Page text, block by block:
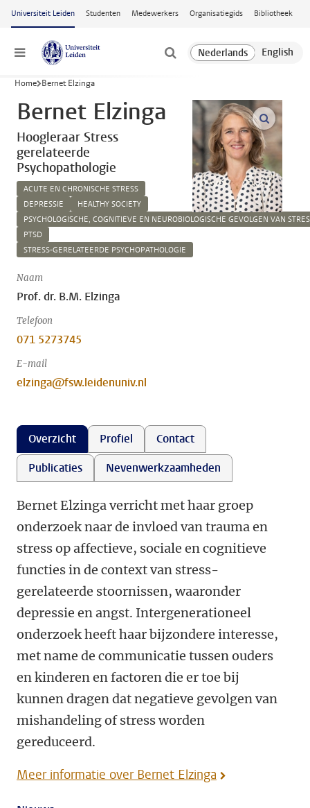
Ga naar hoofdinhoud
Universiteit Leiden Studenten Medewerkers Organisatiegids Bibliotheek
Menu
Home Bernet Elzinga
Bernet Elzinga
Hoogleraar Stress
gerelateerde
Psychopathologie
ACUTE EN CHRONISCHE STRESS
DEPRESSIE
HEALTHY SOCIETY
PSYCHOLOGISCHE, COGNITIEVE EN NEUROBIOLOGISCHE GEVOLGEN VAN
PTSD
STRESS-GERELATEERDE PSYCHOPATHOLOGIE
Naam
Prof. dr. B.M. Elzinga
Telefoon
071 5273745
E-mail
elzinga@fsw.leidenuniv.nl
open
Overzicht Profiel
Contact
Publicaties
Nevenwerkzaamheden
Bernet Elzinga verricht met haar groep
onderzoek naar de invloed van trauma en
stress op affectieve, sociale en cognitieve
functies in de context van stress-
gerelateerde stoornissen, waaronder
depressie en angst. Intergenerationeel
onderzoek heeft haar bijzondere interesse,
met name de communicatie tussen ouders
en kinderen en factoren die er toe bij
kunnen dragen dat negatieve gevolgen van
mishandeling of stress worden
gereduceerd.
Meer informatie over Bernet Elzinga